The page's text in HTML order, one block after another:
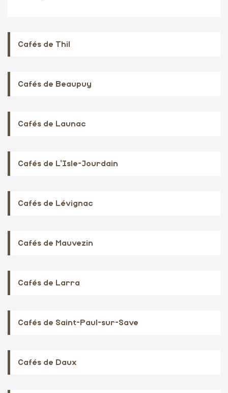
Cafés de Thil
Cafés de Beaupuy
Cafés de Launac
Cafés de L'Isle-Jourdain
Cafés de Lévignac
Cafés de Mauvezin
Cafés de Larra
Cafés de Saint-Paul-sur-Save
Cafés de Daux